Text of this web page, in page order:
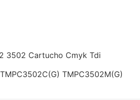
3502 Cartucho Cmyk Tdi
TMPC3502M(G)